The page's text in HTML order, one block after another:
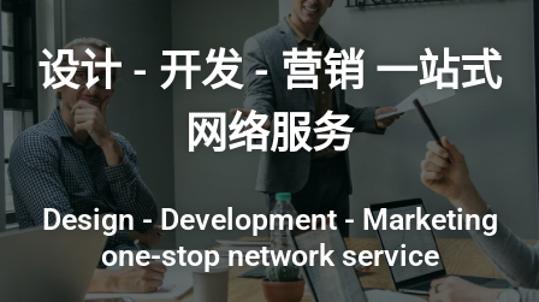
设计 - 开发 - 营销 一站式
网络服务
Design - Development - Marketing
one-stop network service